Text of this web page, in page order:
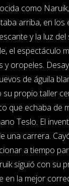
como
arriba, en
y la luz
el espectáculo
y oropeles.
de águila
propio taller
que echaba de
Teslo. El
una carrera.
a tiempo
siguió con su
en la mejor